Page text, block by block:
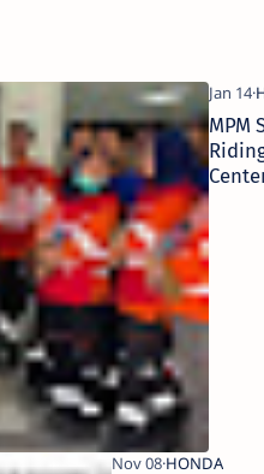
MPM
Tempat
Belajar
Aman